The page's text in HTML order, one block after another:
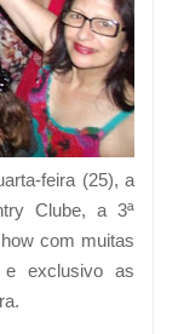
feira (25), a
Clube, a 3ª
com muitas
e exclusivo as